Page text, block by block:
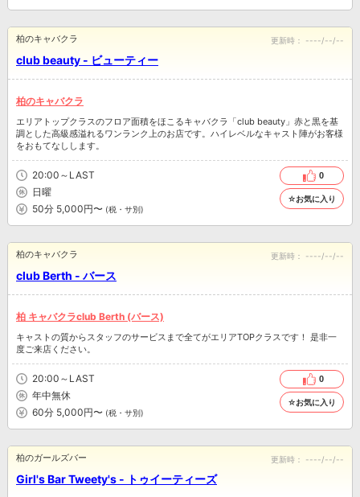
club beauty - ビューティー
柏のキャバクラ 更新時： ----/--/--
柏のキャバクラ
エリアトップクラスのフロア面積をほこるキャバクラ「club beauty」赤と黒を基
調とした高級感溢れるワンランク上のお店です。ハイレベルなキャスト陣がお客様
をおもてなしします。
20:00～LAST
日曜
50分 5,000円〜 (税・サ別)
0
☆お気に入り
club Berth - バース
柏のキャバクラ 更新時： ----/--/--
柏 キャバクラclub Berth (バース)
キャストの質からスタッフのサービスまで全てがエリアTOPクラスです！ 是非一
度ご来店ください。
20:00～LAST
年中無休
60分 5,000円〜 (税・サ別)
0
☆お気に入り
Girl's Bar Tweety's - トゥイーティーズ
柏のガールズバー 更新時： ----/--/--